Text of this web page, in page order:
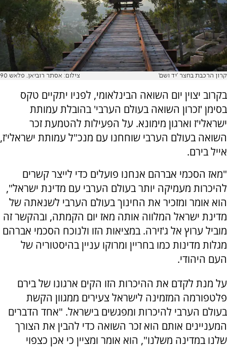
קרון הרכבת בחצר 'יד ושם' צילום: אסתר רוביאן. פלאש 90
בקרוב יצוין יום השואה הבינלאומי, לפניו יתקיים טקס
בסימן 'זכרון השואה בעולם הערבי' בהובלת עמותת
ישראלי'ז וארגון מימונא. על הפעילות להטמעת זכר
השואה בעולם הערבי שוחחנו עם מנכ"ל עמותת ישראלי'ז,
אייל בירם.
"מאז הסכמי אברהם אנחנו פועלים כדי לייצר קשרים
להיכרות מעמיקה יותר בעולם הערבי עם מדינת ישראל",
הוא אומר ומזכיר את החינוך בעולם הערבי לשנאתה של
מדינת ישראל המלווה אותה מאז יום הקמתה, ובהקשר זה
מוביל ערוץ אל ג'זירה. במציאות הזו ולנוכח הסכמי אברהם
מגלות מדינות כמו בחריין ומרוקו עניין בהיסטוריה של
העם היהודי.
על מנת לקדם את ההיכרות הזו הקים ארגונו של בירם
פלטפורמה המזמינה לישראל צעירים ממגוון הקשת
בעולם הערבי להיכרות ומפגשים בישראל. "אחד הדברים
המעניינים אותם הוא זכר השואה כדי להבין את הצורך
שלנו במדינה משלנו", הוא אומר ומציין כי אכן כצפוי